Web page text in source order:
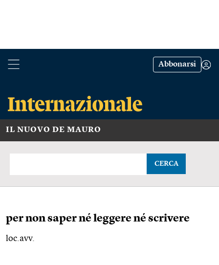
Abbonarsi
IL NUOVO DE MAURO
CERCA
per non saper né leggere né scrivere
loc.avv.